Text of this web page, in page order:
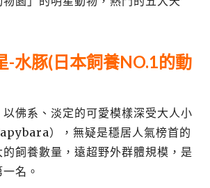
-水豚(日本飼養NO.1的動
佛系、淡定的可愛模樣深受大人小
），無疑是穩居人氣榜首的
飼養數量，遠超野外群體規模，是
名。